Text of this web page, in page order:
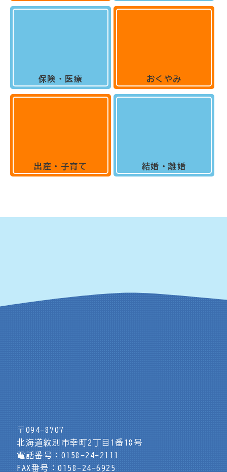
保険・医療
出産・子育て
おくやみ
結婚・離婚
〒094-8707
北海道紋別市幸町2丁目1番18号
電話番号：0158-24-2111
FAX番号：0158-24-6925